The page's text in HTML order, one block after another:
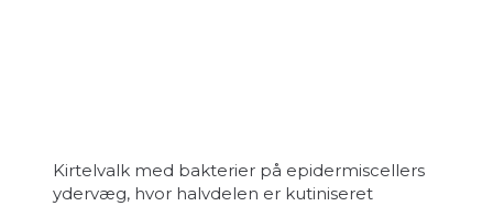
Kirtelvalk med bakterier på epidermiscellers
ydervæg, hvor halvdelen er kutiniseret